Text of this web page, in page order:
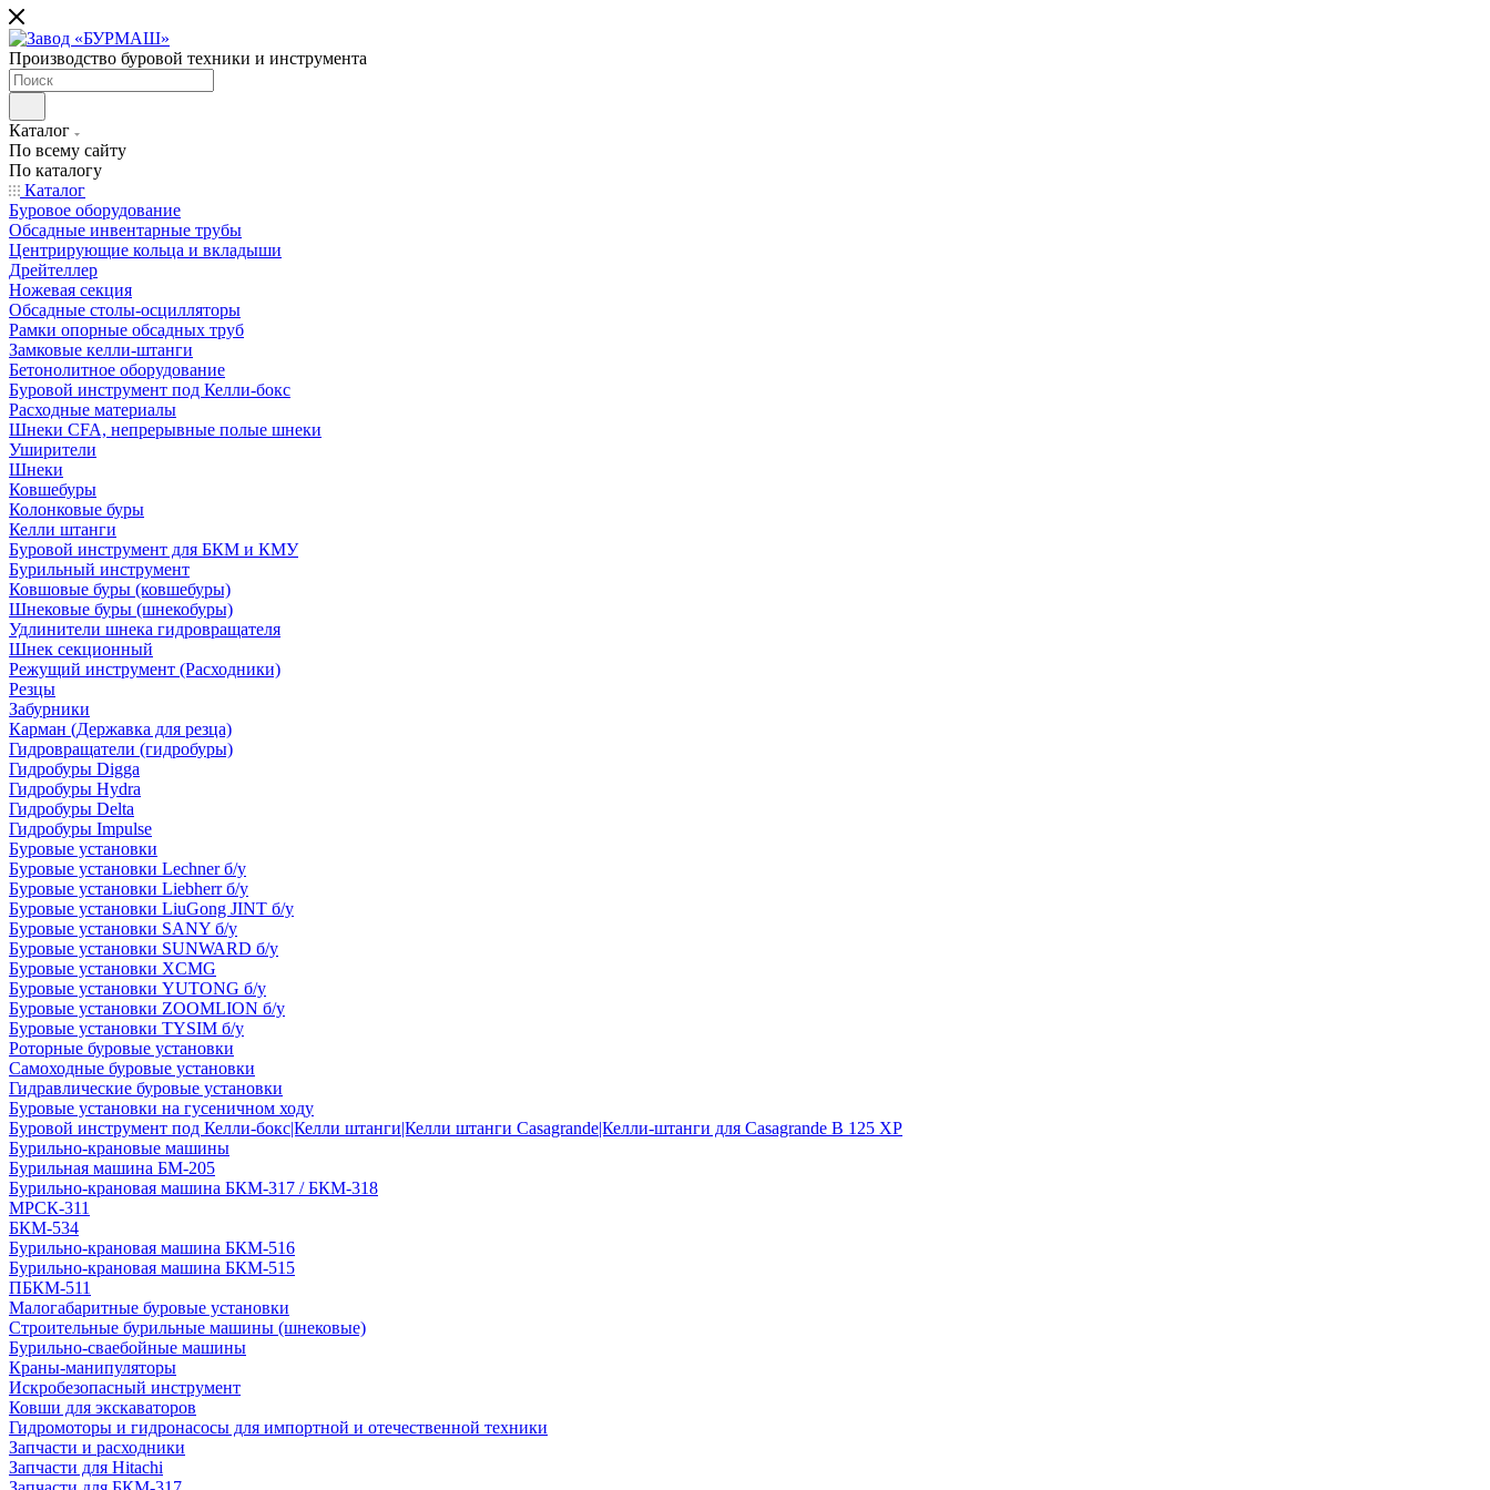
Производство буровой техники и инструмента
Каталог
По всему сайту
По каталогу
Каталог
Буровое оборудование
Обсадные инвентарные трубы
Центрирующие кольца и вкладыши
Дрейтеллер
Ножевая секция
Обсадные столы-осцилляторы
Рамки опорные обсадных труб
Замковые келли-штанги
Бетонолитное оборудование
Буровой инструмент под Келли-бокс
Расходные материалы
Шнеки CFA, непрерывные полые шнеки
Уширители
Шнеки
Ковшебуры
Колонковые буры
Келли штанги
Буровой инструмент для БКМ и КМУ
Бурильный инструмент
Ковшовые буры (ковшебуры)
Шнековые буры (шнекобуры)
Удлинители шнека гидровращателя
Шнек секционный
Режущий инструмент (Расходники)
Резцы
Забурники
Карман (Державка для резца)
Гидровращатели (гидробуры)
Гидробуры Digga
Гидробуры Hydra
Гидробуры Delta
Гидробуры Impulse
Буровые установки
Буровые установки Lechner б/у
Буровые установки Liebherr б/у
Буровые установки LiuGong JINT б/у
Буровые установки SANY б/у
Буровые установки SUNWARD б/у
Буровые установки XCMG
Буровые установки YUTONG б/у
Буровые установки ZOOMLION б/у
Буровые установки TYSIM б/у
Роторные буровые установки
Самоходные буровые установки
Гидравлические буровые установки
Буровые установки на гусеничном ходу
Буровой инструмент под Келли-бокс|Келли штанги|Келли штанги Casagrande|Келли-штанги для Casagrande B 125 XP
Бурильно-крановые машины
Бурильная машина БМ-205
Бурильно-крановая машина БКМ-317 / БКМ-318
МРСК-311
БКМ-534
Бурильно-крановая машина БКМ-516
Бурильно-крановая машина БКМ-515
ПБКМ-511
Малогабаритные буровые установки
Строительные бурильные машины (шнековые)
Бурильно-сваебойные машины
Краны-манипуляторы
Искробезопасный инструмент
Ковши для экскаваторов
Гидромоторы и гидронасосы для импортной и отечественной техники
Запчасти и расходники
Запчасти для Hitachi